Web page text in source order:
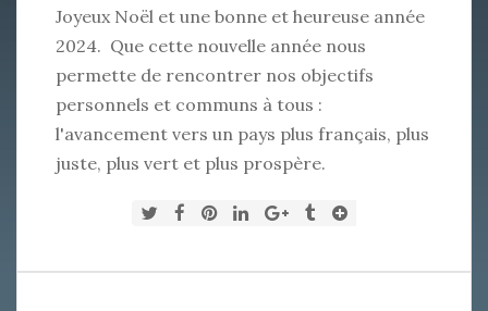
Joyeux Noël et une bonne et heureuse année
2024. Que cette nouvelle année nous
permette de rencontrer nos objectifs
personnels et communs à tous :
l'avancement vers un pays plus français, plus
juste, plus vert et plus prospère.